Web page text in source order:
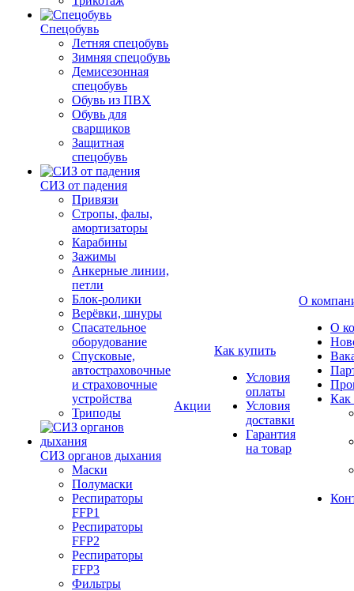
Спецобувь
Летняя спецобувь
Зимняя спецобувь
Демисезонная
спецобувь
Обувь из ПВХ
Обувь для
сварщиков
Защитная
спецобувь
СИЗ от падения
Привязи
Стропы, фалы,
амортизаторы
Карабины
Зажимы
Анкерные линии,
петли
Блок-ролики
Верёвки, шнуры
Спасательное
оборудование
Спусковые,
автостраховочные
и страховочные
устройства
Триподы
СИЗ органов дыхания
Маски
Полумаски
Респираторы
FFP1
Респираторы
FFP2
Респираторы
FFP3
Фильтры
Акции
Как купить
Условия
оплаты
Условия
доставки
Гарантия
на товар
О
О
Как